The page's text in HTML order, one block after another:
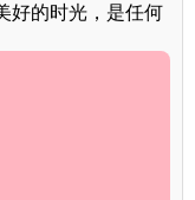
好的时光，是任何